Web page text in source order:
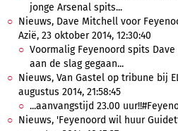
jonge Arsenal spits...
Nieuws, Dave Mitchell voor
Azië, 23 oktober 2014, 12:30:40
Voormalig Feyenoord spits
aan de slag gegaan...
Nieuws, Van Gastel op tribune bij
augustus 2014, 21:58:45
...aanvangstijd 23.00
Nieuws, 'Feyenoord wil huur